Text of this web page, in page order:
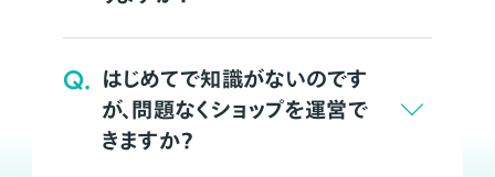
Q. はじめてで知識がないのです
が、問題なくショップを運営で
きますか？